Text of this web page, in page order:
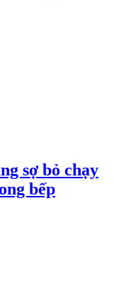
sợ bỏ chạy
bếp